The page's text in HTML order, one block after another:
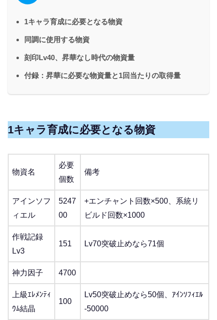
1キャラ育成に必要となる物資
同調に使用する物資
刻印Lv40、昇華なし時代の物資量
付録：昇華に必要な物資量と1回当たりの取得量
1キャラ育成に必要となる物資
物資名
必要
個数
備考
アインソフ
ィエル
5247
00
+エンチャント回数×500、系統リ
ビルド回数×1000
作戦記録
Lv3
151 Lv70突破止めなら71個
神力因子 4700
上級ｴﾚﾒﾝﾃｨ
ｳﾑ結晶
100
Lv50突破止めなら50個、ｱｲﾝｿﾌｨｴﾙ
-50000